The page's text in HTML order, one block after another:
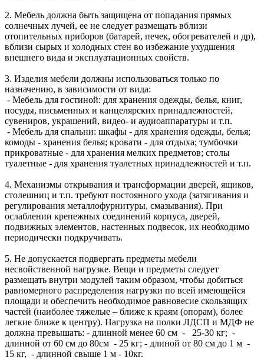
2. Мебель должна быть защищена от попадания прямых
солнечных лучей, ее не следует размещать вблизи
отопительных приборов (батарей, печек, обогревателей и др),
вблизи сырых и холодных стен во избежание ухудшения
внешнего вида и эксплуатационных свойств.
3. Изделия мебели должны использоваться только по
назначению, в зависимости от вида:
- Мебель для гостиной: для хранения одежды, белья, книг,
посуды, письменных и канцелярских принадлежностей,
сувениров, украшений, видео- и аудиоаппаратуры и т.п.
- Мебель для спальни: шкафы - для хранения одежды, белья;
комоды - хранения белья; кровати - для отдыха; тумбочки
прикроватные - для хранения мелких предметов; столы
туалетные - для хранения туалетных принадлежностей и т.п.
4. Механизмы открывания и трансформации дверей, ящиков,
столешниц и т.п. требуют постоянного ухода (затягивания и
регулирования металлофурнитуры, смазывания). При
ослаблении крепежных соединений корпуса, дверей,
подвижных элементов, настенных подвесок, их необходимо
периодически подкручивать.
5. Не допускается подвергать предметы мебели
несвойственной нагрузке. Вещи и предметы следует
размещать внутри модулей таким образом, чтобы добиться
равномерного распределения нагрузки по всей имеющейся
площади и обеспечить необходимое равновесие скользящих
частей (наиболее тяжелые – ближе к краям (опорам), более
легкие ближе к центру). Нагрузка на полки ЛДСП и МДФ не
должна превышать: - длинной менее 60 см - 25-30 кг; -
длинной от 60 см до 80см - 25 кг; - длиной от 80 см до 1 м -
15 кг, - длинной свыше 1 м - 10кг.